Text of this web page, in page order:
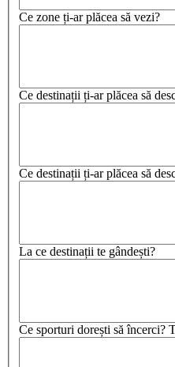
Ce zone ți-ar plăcea să vezi?
Ce destinații ți-ar plăcea să
Ce destinații ți-ar plăcea să
La ce destinații te gândești?
Ce sporturi dorești să încerci?